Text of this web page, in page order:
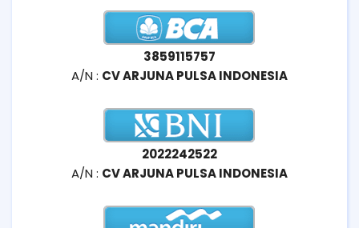
3859115757
A/N : CV ARJUNA PULSA INDONESIA
2022242522
A/N : CV ARJUNA PULSA INDONESIA